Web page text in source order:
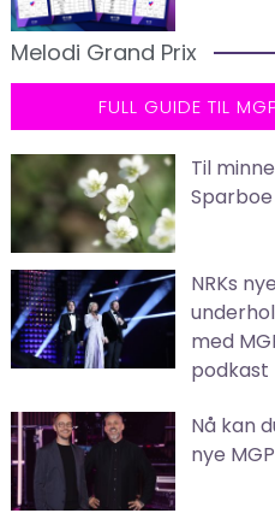
Melodi Grand Prix
FULL GUIDE TIL
Til
Sparboe
NRKs nye
med
podkast
Nå kan
nye